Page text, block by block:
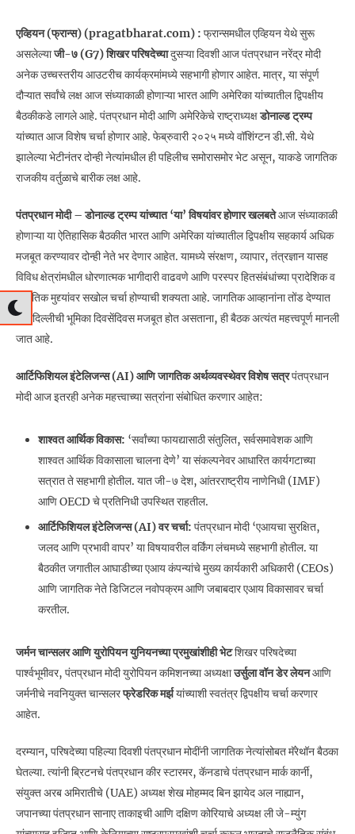
एव्हियन (फ्रान्स) (pragatbharat.com) : फ्रान्समधील एव्हियन येथे सुरू
असलेल्याजी-७ (G7) शिखर परिषदेच्यादुसऱ्या दिवशी आज पंतप्रधान नरेंद्र मोदी
अनेक उच्चस्तरीय आउटरीच कार्यक्रमांमध्ये सहभागी होणार आहेत. मात्र, या संपूर्ण
दौऱ्यात सर्वांचे लक्ष आज संध्याकाळी होणाऱ्या भारत आणि अमेरिका यांच्यातील द्विपक्षीय
बैठकीकडे लागले आहे. पंतप्रधान मोदी आणि अमेरिकेचे राष्ट्राध्यक्षडोनाल्ड ट्रम्प
यांच्यात आज विशेष चर्चा होणार आहे. फेब्रुवारी २०२५ मध्ये वॉशिंग्टन डी.सी. येथे
झालेल्या भेटीनंतर दोन्ही नेत्यांमधील ही पहिलीच समोरासमोर भेट असून, याकडे जागतिक
राजकीय वर्तुळाचे बारीक लक्ष आहे.
पंतप्रधान मोदी – डोनाल्ड ट्रम्प यांच्यात ‘या’ विषयांवर होणार खलबतेआज संध्याकाळी
होणाऱ्या या ऐतिहासिक बैठकीत भारत आणि अमेरिका यांच्यातील द्विपक्षीय सहकार्य अधिक
मजबूत करण्यावर दोन्ही नेते भर देणार आहेत. यामध्ये संरक्षण, व्यापार, तंत्रज्ञान यासह
विविध क्षेत्रांमधील धोरणात्मक भागीदारी वाढवणे आणि परस्पर हितसंबंधांच्या प्रादेशिक व
जागतिक मुद्द्यांवर सखोल चर्चा होण्याची शक्यता आहे. जागतिक आव्हानांना तोंड देण्यात
नवी दिल्लीची भूमिका दिवसेंदिवस मजबूत होत असताना, ही बैठक अत्यंत महत्त्वपूर्ण मानली
जात आहे.
आर्टिफिशियल इंटेलिजन्स (AI) आणि जागतिक अर्थव्यवस्थेवर विशेष सत्रपंतप्रधान
मोदी आज इतरही अनेक महत्त्वाच्या सत्रांना संबोधित करणार आहेत:
शाश्वत आर्थिक विकास: ‘सर्वांच्या फायद्यासाठी संतुलित, सर्वसमावेशक आणि
शाश्वत आर्थिक विकासाला चालना देणे’ या संकल्पनेवर आधारित कार्यगटाच्या
सत्रात ते सहभागी होतील. यात जी-७ देश, आंतरराष्ट्रीय नाणेनिधी (IMF)
आणि OECD चे प्रतिनिधी उपस्थित राहतील.
आर्टिफिशियल इंटेलिजन्स (AI) वर चर्चा: पंतप्रधान मोदी ‘एआयचा सुरक्षित,
जलद आणि प्रभावी वापर’ या विषयावरील वर्किंग लंचमध्ये सहभागी होतील. या
बैठकीत जगातील आघाडीच्या एआय कंपन्यांचे मुख्य कार्यकारी अधिकारी (CEOs)
आणि जागतिक नेते डिजिटल नवोपक्रम आणि जबाबदार एआय विकासावर चर्चा
करतील.
जर्मन चान्सलर आणि युरोपियन युनियनच्या प्रमुखांशीही भेटशिखर परिषदेच्या
पार्श्वभूमीवर, पंतप्रधान मोदी युरोपियन कमिशनच्या अध्यक्षाउर्सुला वॉन डेर लेयनआणि
जर्मनीचे नवनियुक्त चान्सलरफ्रेडरिक मर्झयांच्याशी स्वतंत्र द्विपक्षीय चर्चा करणार
आहेत.
दरम्यान, परिषदेच्या पहिल्या दिवशी पंतप्रधान मोदींनी जागतिक नेत्यांसोबत मॅरेथॉन बैठका
घेतल्या. त्यांनी ब्रिटनचे पंतप्रधान कीर स्टारमर, कॅनडाचे पंतप्रधान मार्क कार्नी,
संयुक्त अरब अमिरातीचे (UAE) अध्यक्ष शेख मोहम्मद बिन झायेद अल नाह्यान,
जपानच्या पंतप्रधान सानाए ताकाइची आणि दक्षिण कोरियाचे अध्यक्ष ली जे-म्युंग